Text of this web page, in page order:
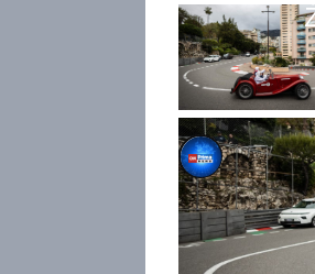
Jiří Šlégl
22. čvn 2025,
Na luxusní
vlastně